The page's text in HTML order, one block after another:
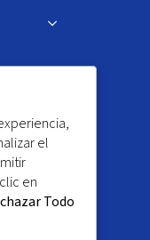
el
en
Todo